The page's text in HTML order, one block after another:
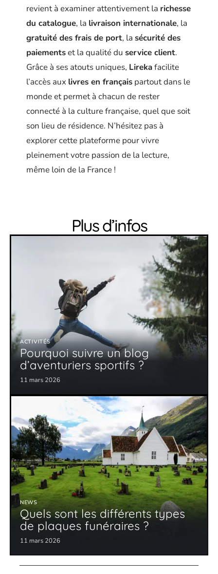
revient à examiner attentivement la richesse
du catalogue, la livraison internationale, la
gratuité des frais de port, la sécurité des
paiementset la qualité du service client.
Grâce à ses atouts uniques, Lirekafacilite
l’accès aux livres en français partout dans le
monde et permet à chacun de rester
connecté à la culture française, quel que soit
son lieu de résidence. N’hésitez pas à
explorer cette plateforme pour vivre
pleinement votre passion de la lecture,
même loin de la France !
Plus d’infos
ACTIVITÉS
Pourquoi suivre un blog
d’aventuriers sportifs ?
11 mars 2026
NEWS
Quels sont les différents types
de plaques funéraires ?
11 mars 2026